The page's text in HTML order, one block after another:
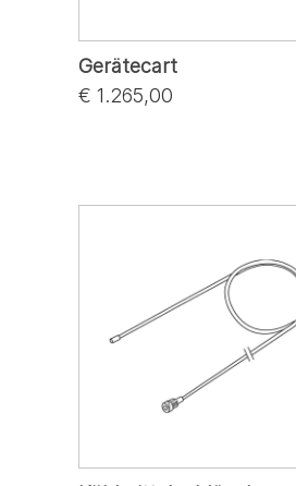
Gerätecart
€ 1.265,00